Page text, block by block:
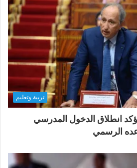
تربية وتعليم
تؤكد انطلاق الدخول المدرسي